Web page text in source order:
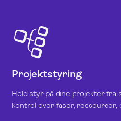
Projektstyring
Hold styr på dine projekter fra
kontrol over faser, ressourcer,